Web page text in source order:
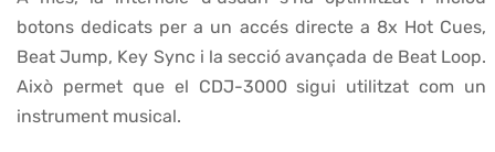
botons dedicats per a un accés directe a 8x Hot Cues,
Beat Jump, Key Sync i la secció avançada de Beat Loop.
Això permet que el CDJ-3000 sigui utilitzat com un
instrument musical.